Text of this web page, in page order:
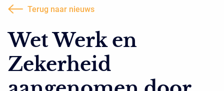
Terug naar nieuws
Wet Werk en
Zekerheid